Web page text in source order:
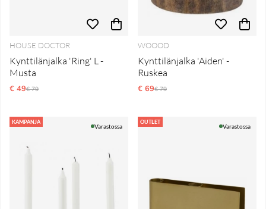
HOUSE DOCTOR
Kynttilänjalka 'Ring' L -
Musta
€ 49Normaali hinta
€ 79
WOOOD
Kynttilänjalka 'Aiden' -
Ruskea
€ 69Normaali hinta
€ 79
KAMPANJA
Varastossa
OUTLET
Varastossa